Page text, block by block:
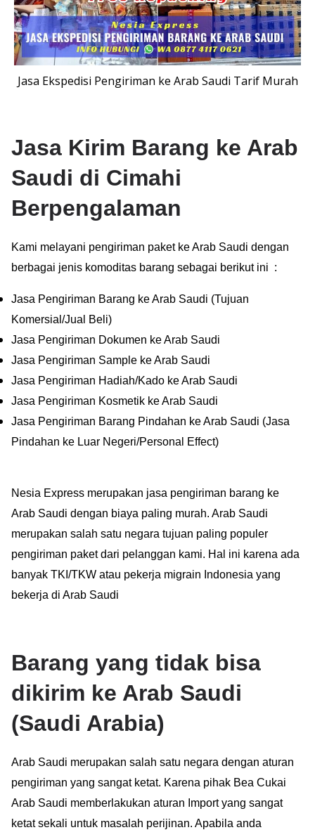
Jasa Ekspedisi Pengiriman ke Arab Saudi Tarif Murah
Jasa Kirim Barang ke Arab
Saudi di Cimahi
Berpengalaman
Kami melayani pengiriman paket ke Arab Saudi dengan
berbagai jenis komoditas barang sebagai berikut ini :
Jasa Pengiriman Barang ke Arab Saudi (Tujuan
Komersial/Jual Beli)
Jasa Pengiriman Dokumen ke Arab Saudi
Jasa Pengiriman Sample ke Arab Saudi
Jasa Pengiriman Hadiah/Kado ke Arab Saudi
Jasa Pengiriman Kosmetik ke Arab Saudi
Jasa Pengiriman Barang Pindahan ke Arab Saudi (Jasa
Pindahan ke Luar Negeri/Personal Effect)
Nesia Express merupakan jasa pengiriman barang ke
Arab Saudi dengan biaya paling murah. Arab Saudi
merupakan salah satu negara tujuan paling populer
pengiriman paket dari pelanggan kami. Hal ini karena ada
banyak TKI/TKW atau pekerja migrain Indonesia yang
bekerja di Arab Saudi
Barang yang tidak bisa
dikirim ke Arab Saudi
(Saudi Arabia)
Arab Saudi merupakan salah satu negara dengan aturan
pengiriman yang sangat ketat. Karena pihak Bea Cukai
Arab Saudi memberlakukan aturan Import yang sangat
ketat sekali untuk masalah perijinan. Apabila anda